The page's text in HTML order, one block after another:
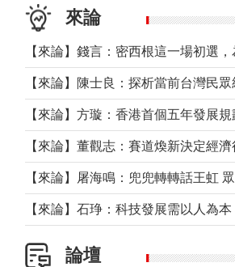
來論
【來論】董觀志：賽道煥新決定經
論壇